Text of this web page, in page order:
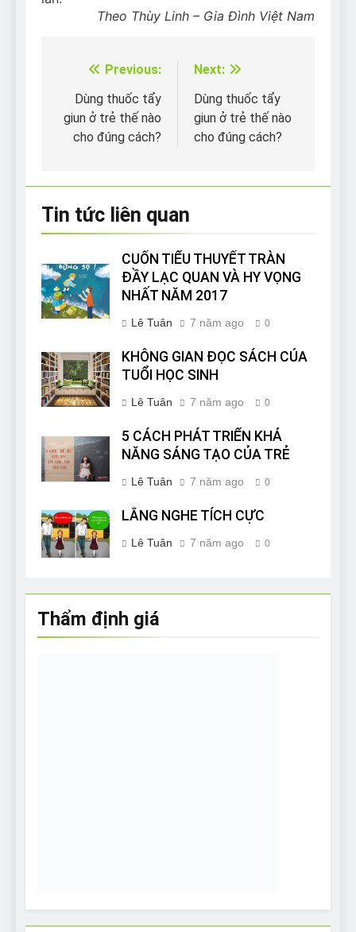
Theo Thùy Linh – Gia Đình Việt Nam
Điều
hướng
bài
Previous:
Dùng thuốc tẩy
giun ở trẻ thế nào
cho đúng cách?
Next:
Dùng thuốc tẩy
giun ở trẻ thế nào
cho đúng cách?
Tin tức liên quan
CUỐN TIỂU THUYẾT TRÀN
ĐẦY LẠC QUAN VÀ HY VỌNG
NHẤT NĂM 2017
Lê Tuân 7 năm ago 0
KHÔNG GIAN ĐỌC SÁCH CỦA
TUỔI HỌC SINH
Lê Tuân 7 năm ago 0
5 CÁCH PHÁT TRIỂN KHẢ
NĂNG SÁNG TẠO CỦA TRẺ
Lê Tuân 7 năm ago 0
LẮNG NGHE TÍCH CỰC
Lê Tuân 7 năm ago 0
Thẩm định giá